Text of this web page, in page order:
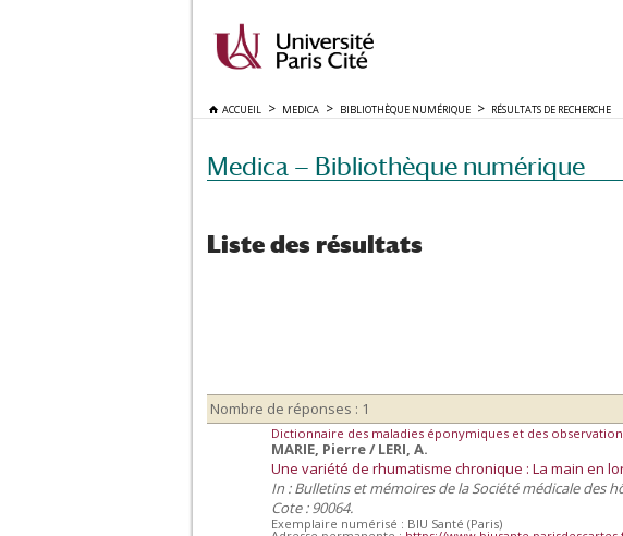
ACCUEIL MEDICA BIBLIOTHÈQUE NUMÉRIQUE RÉSULTATS DE RECHERCHE
Medica — Bibliothèque numérique
Liste des résultats
Nombre de réponses : 1
Dictionnaire des maladies éponymiques et des
MARIE, Pierre / LERI, A.
Une variété de rhumatisme chronique : La main en
In : Bulletins et mémoires de la Société médicale des
Cote : 90064.
Exemplaire numérisé : BIU Santé (Paris)